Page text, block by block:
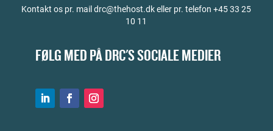
Kontakt os pr. mail drc@thehost.dk eller pr. telefon +45 33 25
10 11
FØLG MED PÅ DRC'S SOCIALE MEDIER